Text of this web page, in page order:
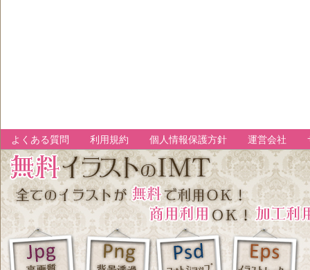
よくある質問 利用規約 個人情報保護方針 運営会社